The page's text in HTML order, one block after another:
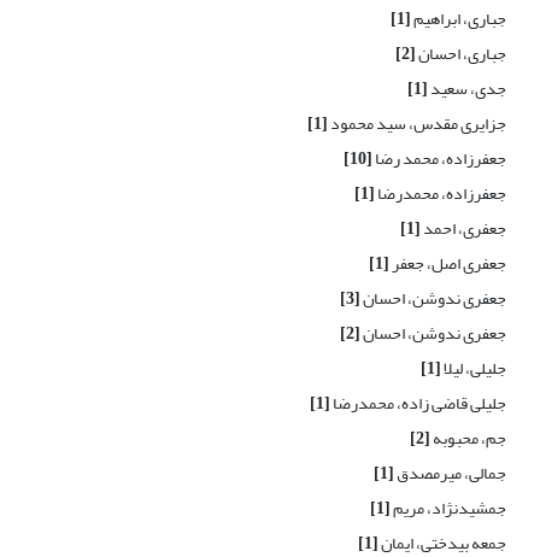
جباری، ابراهیم[1]
جباری، احسان[2]
جدی، سعید[1]
جزایری مقدس، سید محمود[1]
جعفرزاده، محمد رضا[10]
جعفرزاده، محمدرضا[1]
جعفری، احمد[1]
جعفری اصل، جعفر[1]
جعفری ندوشن، احسان[3]
جعفری ندوشن، احسان[2]
جلیلی، لیلا[1]
جلیلی قاضی زاده، محمدرضا[1]
جم، محبوبه[2]
جمالی، میرمصدق[1]
جمشیدنژاد، مریم[1]
جمعه بیدختی، ایمان[1]